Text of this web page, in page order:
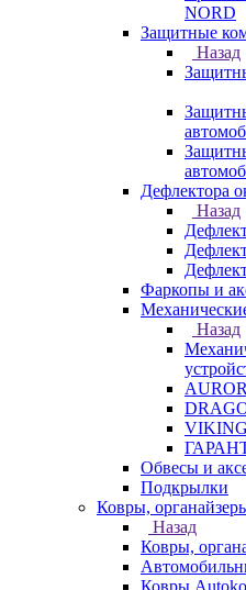
NORD
Защитные
Назад
Дефлектора
Назад
Фаркопы и
Назад
VIKING
Обвесы и
Подкрылки
Ковры,
Назад
Ковры,
Ковры